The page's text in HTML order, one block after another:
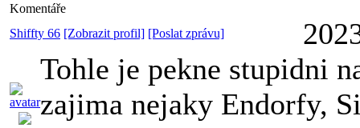
Komentáře
Shiffty 66 [Zobrazit profil] [Poslat zprávu]
Tohle je pekne stupidni
zajima nejaky Endorfy,